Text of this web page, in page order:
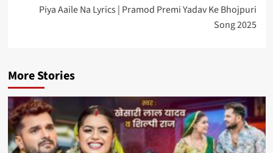
Piya Aaile Na Lyrics | Pramod Premi Yadav Ke Bhojpuri
Song 2025
More Stories